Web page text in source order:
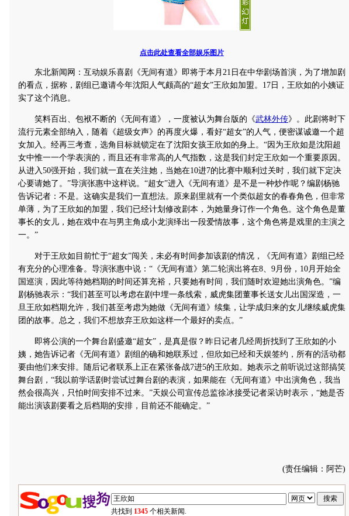
点击此处查看全部娱乐图片
东北新闻网：互动娱乐喜剧《无间有道》即将于本月21日在中华剧场首演，为了增加剧
的看点，据称，剧组已邀请今年沈阳人气颇高的“超女”王欣如加盟。17日，王欣如的小姨证
实了这个消息。
笑料百出、包袱不断的《无间有道》，一度被认为舞台版的《武林外传》。此剧将时下
流行元素全部纳入，随着《超级女声》的再度火爆，看好“超女”的人气，便密谋诚邀一个超
女加入。经再三考查，选角目标就锁定在了沈阳女孩王欣如的身上。“因为王欣如是沈阳超
女中惟一一个学表演的，而且还有非常高的人气指数，这是我们封定王欣如一个重要原因。
从进入50强开始，我们就一直在关注她，当她在10进7的比赛中顺利过关时，我们就下定决
心要请她了。”导演张惠中这样说。“超女”进入《无间有道》是不是一种炒作呢？编剧杨驰
告诉记者：不是。这确实是我们一直想法。原来剧里就有一个类似超女的春春角色，但非常
单薄，为了王欣如的加盟，我们已经计划修改剧本，为她量身订作一个角色。这个角色是董
事长的女儿，她在戏中在与男主角成小龙演绎出一段爱情故事，这个角色将是戏里的主演之
一。”
对于王欣如目前忙于“超女”闯关，未必有时间参加该剧的情况，《无间有道》剧组已经
有充分的心理准备。导演张惠中说：“《无间有道》第二轮演出将在8、9月份，10月开始全
国巡演，因此等待她档期的时间还算充裕，只要她有时间，我们随时欢迎她出演角色。”编
剧杨驰表示：“我们甚至可以考虑在剧中埋一条线索，威虎集团董事长送女儿出国深造，一
旦王欣如档期允许，我们甚至考虑为她做《无间有道》续集，让学成归来的女儿继续威虎集
团的故事。总之，我们不想放弃王欣如这样一个最好的卖点。”
即将公演的一个舞台剧盛邀“超女”，是真是假？昨日记者几经周折找到了王欣如的小
姨，她告诉记者《无间有道》剧组的确和她联系过，但欣如已经和天娱签约，所有的活动都
要由他们来安排。随后记者联系上正在紧张备战7进5的王欣如。她表示之前听说过这部搞笑
舞台剧，“我以前学话剧时尝试过舞台剧的表演，如果能在《无间有道》中出演角色，我当
然会很高兴，只怕时间安排不过来。”天娱公司宣传总监徐冰接受记者采访时表示，“她是否
能出演该剧要看之后档期的安排，目前还不能确定。”
(责任编辑：阿芒)
共找到 1345 个相关新闻.